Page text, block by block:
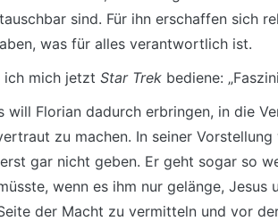
sind. Für ihn erschaffen sich
was für alles verantwortlich ist.
ich mich jetzt Star Trek bediene:
will Florian dadurch erbringen, in die
zu machen. In seiner
gar nicht geben. Er geht sogar so
wenn es ihm nur gelänge, Jesus
der Macht zu vermitteln und vor